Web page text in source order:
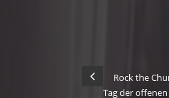
Rock the
Tag der